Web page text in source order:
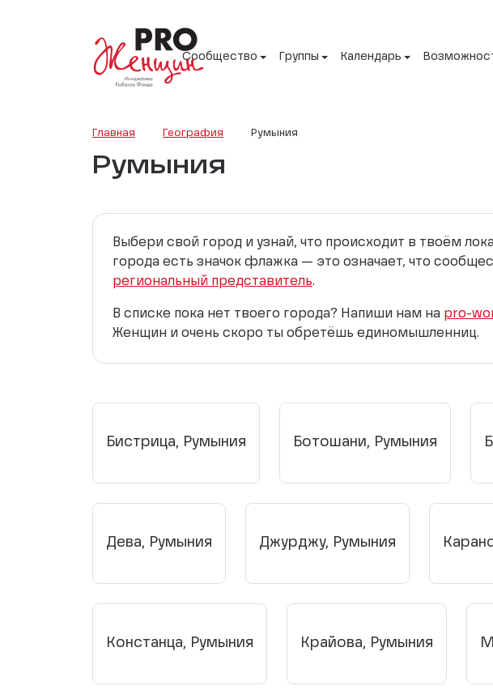
Сообщество Группы Календарь
Главная География Румыния
Румыния
Выбери свой город и узнай, что происходит в твоём
города есть значок флажка — это означает, что
региональный представитель.
В списке пока нет твоего города? Напиши нам на pro-
Женщин и очень скоро ты обретёшь единомышленниц.
Бистрица, Румыния Ботошани, Румыния
Дева, Румыния Джурджу, Румыния
Констанца, Румыния Крайова, Румыния